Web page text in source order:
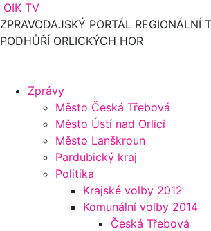
OIK TV
ZPRAVODAJSKÝ PORTÁL REGIONÁLNÍ
PODHŮŘÍ ORLICKÝCH HOR
Zprávy
Město Česká Třebová
Město Ústí nad Orlicí
Město Lanškroun
Pardubický kraj
Politika
Krajské volby 2012
Komunální volby 2014
Česká Třebová